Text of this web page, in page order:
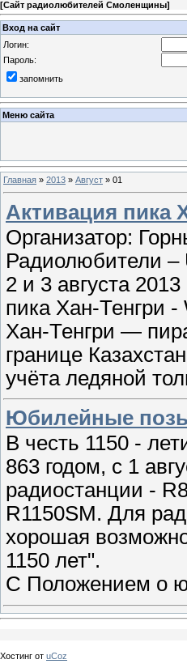
[Сайт радиолюбителей Смоленщины]
Вход на сайт
Логин:
Пароль:
запомнить
Меню сайта
Главная » 2013 » Август » 01
Активация пика
Организатор:
Радиолюбители –
2 и 3 августа
пика Хан-Тенгри
Хан-Тенгри —
границе
учёта ледяной
Юбилейные
В честь 1150 -
863 годом, с 1
радиостанции -
R1150SM. Для
хорошая
1150 лет".
С Положением о
Хостинг от uCoz